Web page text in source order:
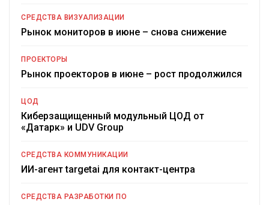
СРЕДСТВА ВИЗУАЛИЗАЦИИ
Рынок мониторов в июне – снова снижение
ПРОЕКТОРЫ
Рынок проекторов в июне – рост продолжился
ЦОД
Киберзащищенный модульный ЦОД от
«Датарк» и UDV Group
СРЕДСТВА КОММУНИКАЦИИ
ИИ-агент targetai для контакт-центра
СРЕДСТВА РАЗРАБОТКИ ПО